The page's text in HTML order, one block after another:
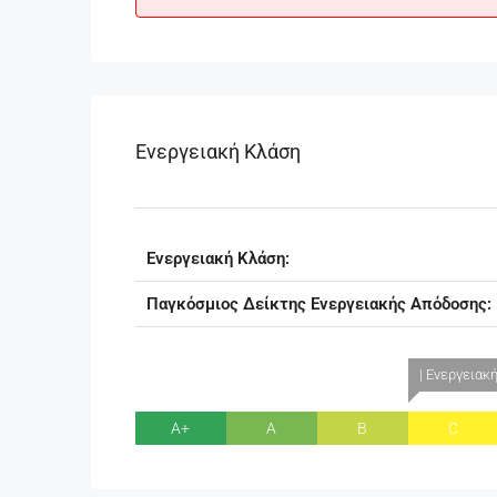
Ενεργειακή Κλάση
Ενεργειακή Κλάση:
Παγκόσμιος Δείκτης Ενεργειακής Απόδοσης:
A+ A B
|
C